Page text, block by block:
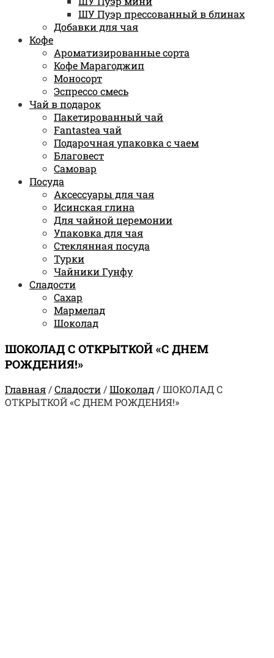
ШУ Пуэр прессованный в блинах
Добавки для чая
Кофе
Ароматизированные сорта
Кофе Марагоджип
Моносорт
Эспрессо смесь
Чай в подарок
Пакетированный чай
Fantastea чай
Подарочная упаковка с чаем
Благовест
Самовар
Посуда
Аксессуары для чая
Исинская глина
Для чайной церемонии
Упаковка для чая
Стеклянная посуда
Турки
Чайники Гунфу
Сладости
Сахар
Мармелад
Шоколад
ШОКОЛАД С ОТКРЫТКОЙ «С ДНЕМ
РОЖДЕНИЯ!»
Главная/Сладости/Шоколад/ШОКОЛАД С
ОТКРЫТКОЙ «С ДНЕМ РОЖДЕНИЯ!»